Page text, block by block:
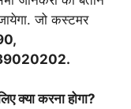
जो कस्टमर
क्या करना होगा?